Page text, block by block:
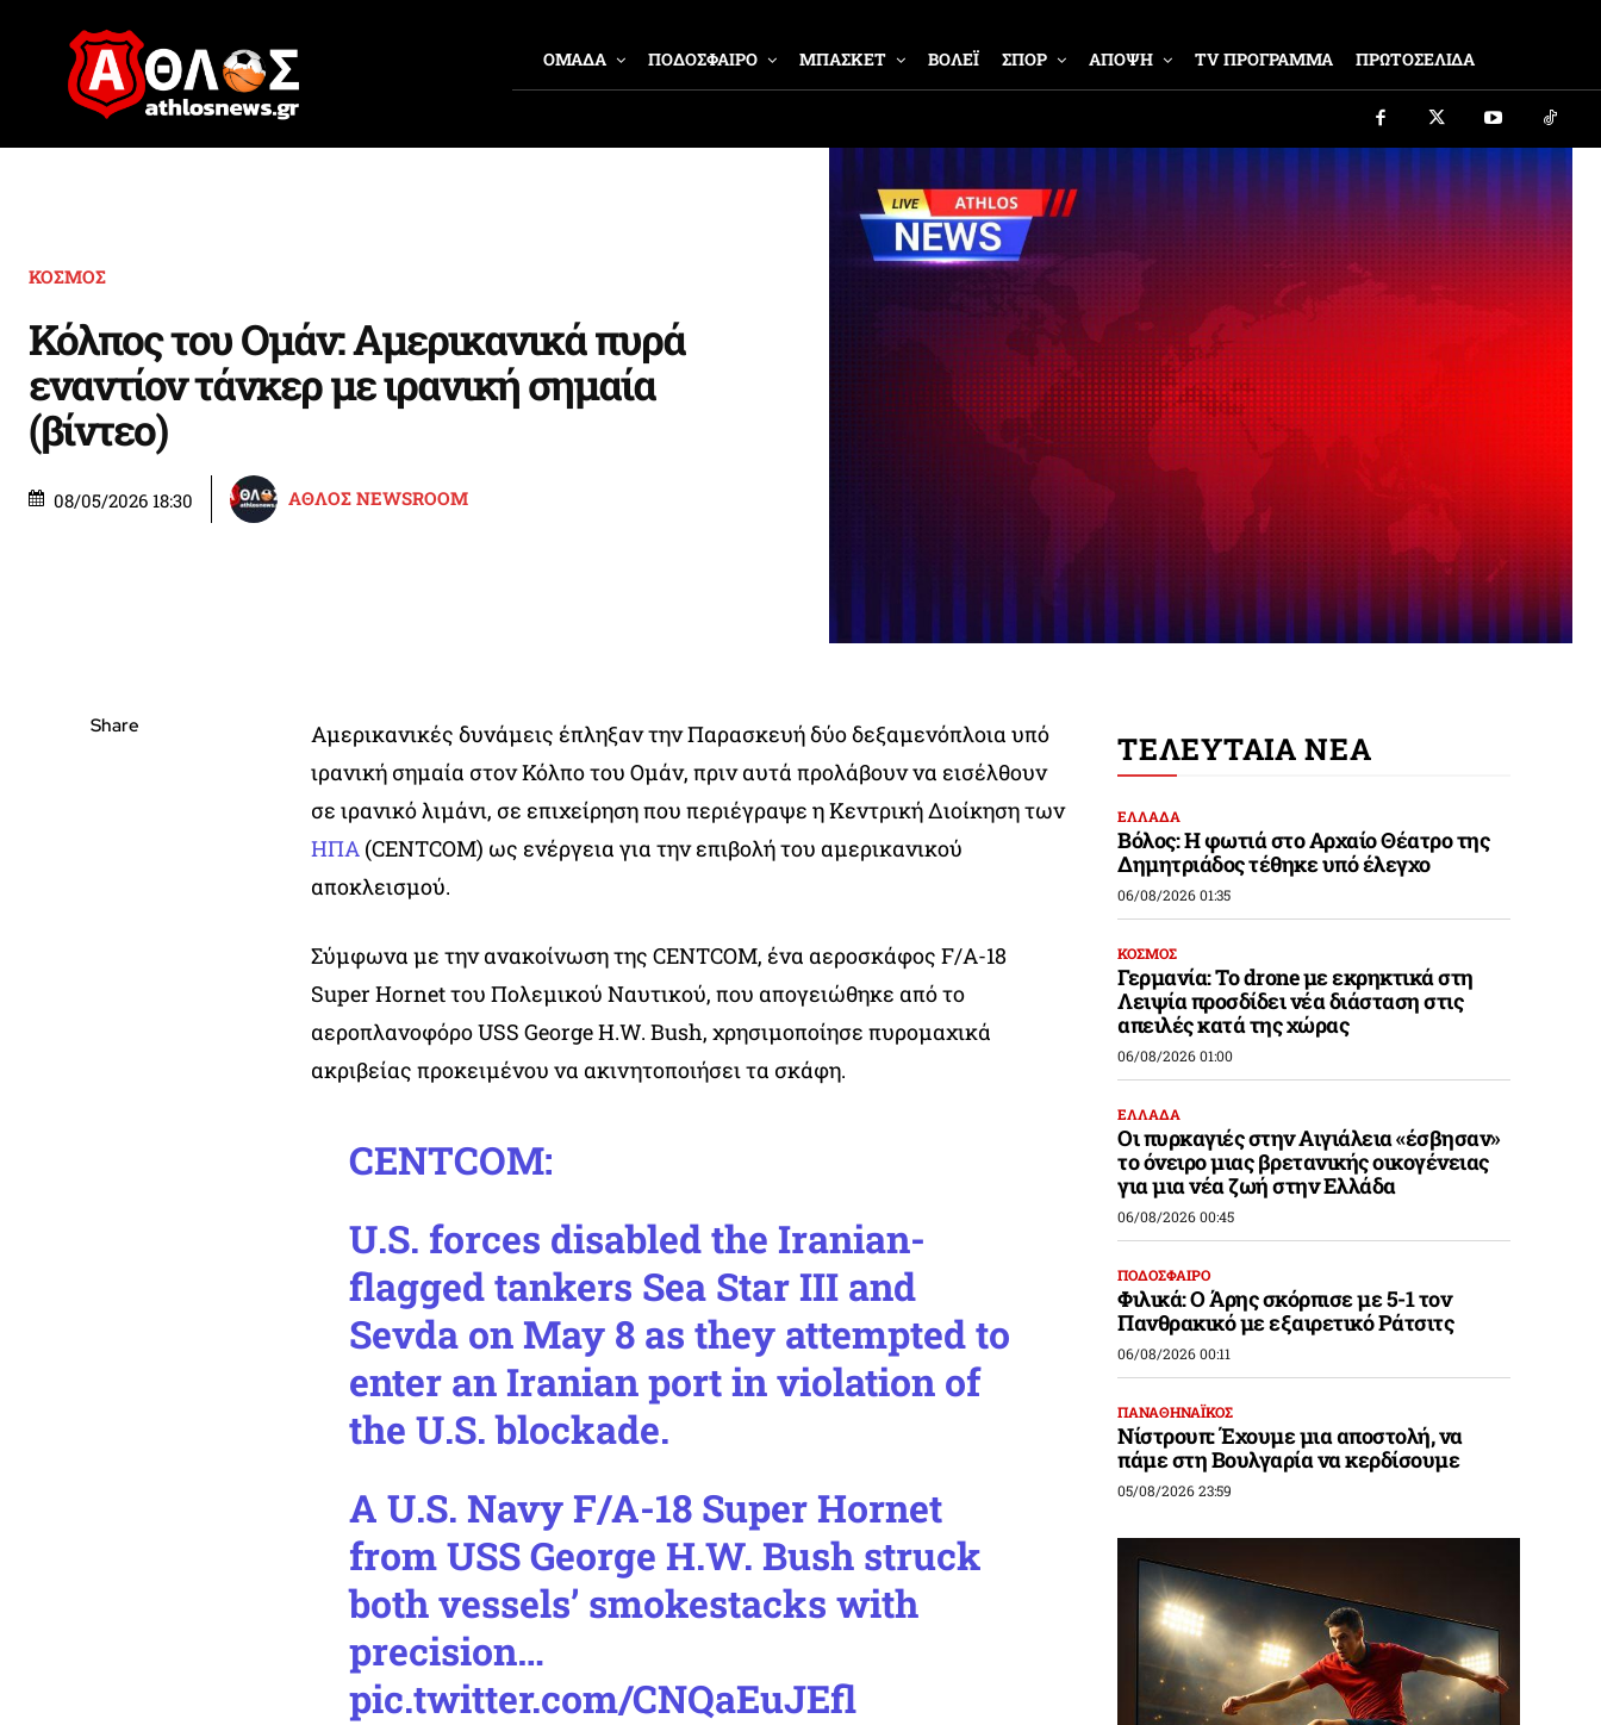
ΟΜΑΔΑ ΠΟΔΟΣΦΑΙΡΟ ΜΠΑΣΚΕΤ ΒΟΛΕΪ ΣΠΟΡ ΑΠΟΨΗ TV ΠΡΟΓΡΑΜΜΑ ΠΡΩΤΟΣΕΛΙΔΑ
ΚΟΣΜΟΣ
Κόλπος του Ομάν: Αμερικανικά πυρά
εναντίον τάνκερ με ιρανική σημαία
(βίντεο)
08/05/2026 18:30 ΑΘΛΟΣ NEWSROOM
Share
Αμερικανικές δυνάμεις έπληξαν την Παρασκευή δύο δεξαμενόπλοια υπό
ιρανική σημαία στον Κόλπο του Ομάν, πριν αυτά προλάβουν να εισέλθουν
σε ιρανικό λιμάνι, σε επιχείρηση που περιέγραψε η Κεντρική Διοίκηση των
ΗΠΑ(CENTCOM) ως ενέργεια για την επιβολή του αμερικανικού
αποκλεισμού.
Σύμφωνα με την ανακοίνωση της CENTCOM, ένα αεροσκάφος F/A-18
Super Hornet του Πολεμικού Ναυτικού, που απογειώθηκε από το
αεροπλανοφόρο USS George H.W. Bush, χρησιμοποίησε πυρομαχικά
ακριβείας προκειμένου να ακινητοποιήσει τα σκάφη.
CENTCOM:
U.S. forces disabled the Iranian-
flagged tankers Sea Star III and
Sevda on May 8 as they attempted to
enter an Iranian port in violation of
the U.S. blockade.
A U.S. Navy F/A-18 Super Hornet
from USS George H.W. Bush struck
both vessels’ smokestacks with
precision…
pic.twitter.com/CNQaEuJEfl
ΤΕΛΕΥΤΑΙΑ ΝΕΑ
ΕΛΛΑΔΑ
Βόλος: Η φωτιά στο Αρχαίο Θέατρο της
Δημητριάδος τέθηκε υπό έλεγχο
06/08/2026 01:35
ΚΟΣΜΟΣ
Γερμανία: Το drone με εκρηκτικά στη
Λειψία προσδίδει νέα διάσταση στις
απειλές κατά της χώρας
06/08/2026 01:00
ΕΛΛΑΔΑ
Οι πυρκαγιές στην Αιγιάλεια «έσβησαν»
το όνειρο μιας βρετανικής οικογένειας
για μια νέα ζωή στην Ελλάδα
06/08/2026 00:45
ΠΟΔΟΣΦΑΙΡΟ
Φιλικά: Ο Άρης σκόρπισε με 5-1 τον
Πανθρακικό με εξαιρετικό Ράτσιτς
06/08/2026 00:11
ΠΑΝΑΘΗΝΑΪΚΟΣ
Νίστρουπ: Έχουμε μια αποστολή, να
πάμε στη Βουλγαρία να κερδίσουμε
05/08/2026 23:59